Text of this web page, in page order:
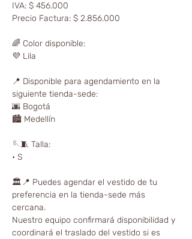
IVA: $ 456.000
Precio Factura: $ 2.856.000
🌈 Color disponible:
💜 Lila
📍 Disponible para agendamiento en la
siguiente tienda-sede:
🌆 Bogotá
🏙️ Medellín
🪡🧵 Talla:
• S
🏛📍 Puedes agendar el vestido de tu
preferencia en la tienda-sede más
cercana.
Nuestro equipo confirmará disponibilidad y
coordinará el traslado del vestido si es